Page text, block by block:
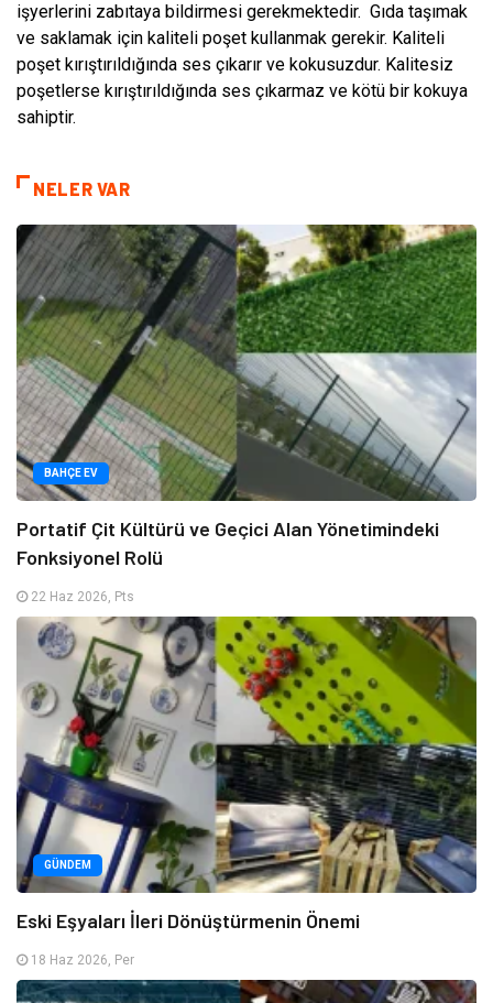
işyerlerini zabıtaya bildirmesi gerekmektedir. Gıda taşımak
ve saklamak için kaliteli poşet kullanmak gerekir. Kaliteli
poşet kırıştırıldığında ses çıkarır ve kokusuzdur. Kalitesiz
poşetlerse kırıştırıldığında ses çıkarmaz ve kötü bir kokuya
sahiptir.
NELER VAR
BAHÇE EV
Portatif Çit Kültürü ve Geçici Alan Yönetimindeki
Fonksiyonel Rolü
22 Haz 2026, Pts
GÜNDEM
Eski Eşyaları İleri Dönüştürmenin Önemi
18 Haz 2026, Per